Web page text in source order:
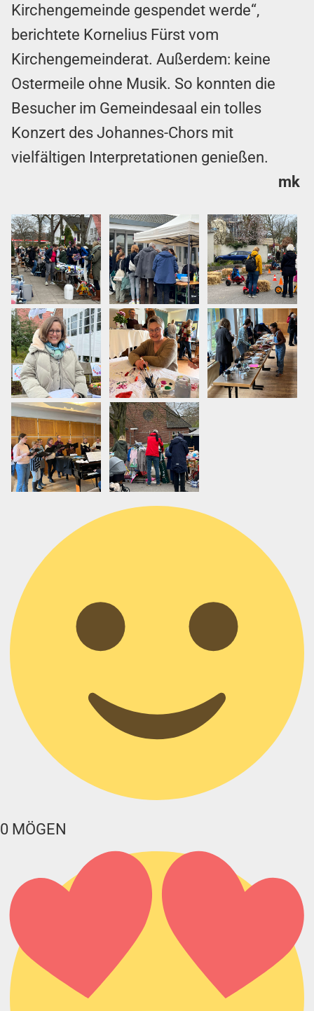
Kirchengemeinde gespendet werde“,
berichtete Kornelius Fürst vom
Kirchengemeinderat. Außerdem: keine
Ostermeile ohne Musik. So konnten die
Besucher im Gemeindesaal ein tolles
Konzert des Johannes-Chors mit
vielfältigen Interpretationen genießen.
mk
0 MÖGEN